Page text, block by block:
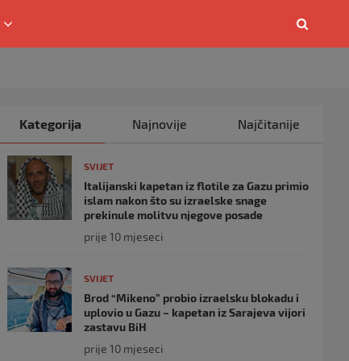
Kategorija Najnovije Najčitanije
SVIJET
Italijanski kapetan iz flotile za Gazu primio
islam nakon što su izraelske snage
prekinule molitvu njegove posade
prije 10 mjeseci
SVIJET
Brod “Mikeno” probio izraelsku blokadu i
uplovio u Gazu – kapetan iz Sarajeva vijori
zastavu BiH
prije 10 mjeseci